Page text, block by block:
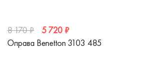
8 170 ₽
5 720 ₽
Оправа Benetton 3103 485